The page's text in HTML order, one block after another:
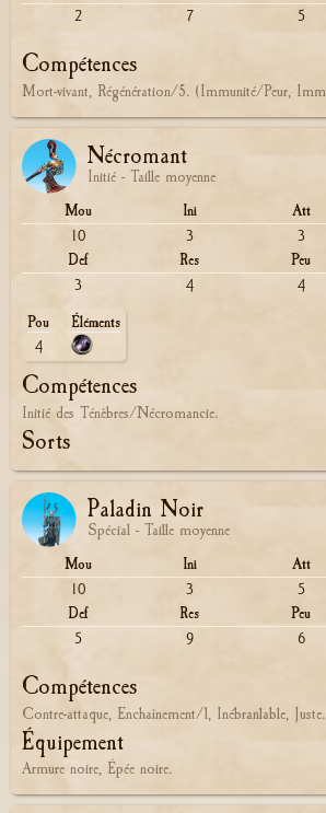
2 7 5
Compétences
Mort-vivant, Régénération/5. (Immunité/Peur,
Nécromant
Initié - Taille moyenne
Mou
10
Ini
3
Att
3
Def
3
Res
4
Peu
4
Pou
4
Éléments
Compétences
Initié des Ténèbres/Nécromancie.
Sorts
Paladin Noir
Spécial - Taille moyenne
Mou
10
Ini
3
Att
5
Def
5
Res
9
Peu
6
Compétences
Contre-attaque, Enchaînement/1, Inébranlable,
Équipement
Armure noire, Épée noire.